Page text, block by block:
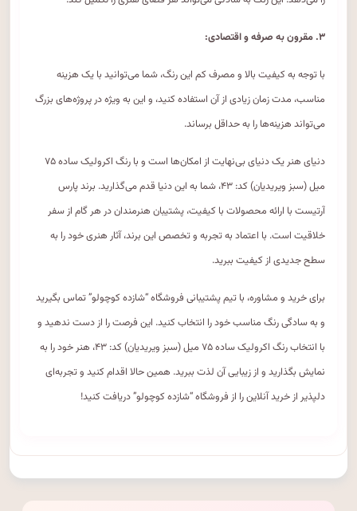
۳. مقرون به صرفه و اقتصادی:
با توجه به کیفیت بالا و مصرف کم این رنگ، شما می‌توانید با یک هزینه
مناسب، مدت زمان زیادی از آن استفاده کنید، و این به ویژه در پروژه‌های بزرگ
می‌تواند هزینه‌ها را به حداقل برساند.
دنیای هنر یک دنیای بی‌نهایت از امکان‌ها است و با رنگ اکرولیک ساده ۷۵
میل (سبز ویریدیان) کد: ۴۳، شما به این دنیا قدم می‌گذارید. برند پارس
آرتیست با ارائه محصولات با کیفیت، پشتیبان هنرمندان در هر گام از سفر
خلاقیت است. با اعتماد به تجربه و تخصص این برند، آثار هنری خود را به
سطح جدیدی از کیفیت ببرید.
برای خرید و مشاوره، با تیم پشتیبانی فروشگاه “شازده کوچولو” تماس بگیرید
و به سادگی رنگ مناسب خود را انتخاب کنید. این فرصت را از دست ندهید و
با انتخاب رنگ اکرولیک ساده ۷۵ میل (سبز ویریدیان) کد: ۴۳، هنر خود را به
نمایش بگذارید و از زیبایی آن لذت ببرید. همین حالا اقدام کنید و تجربه‌ای
دلپذیر از خرید آنلاین را از فروشگاه “شازده کوچولو” دریافت کنید!